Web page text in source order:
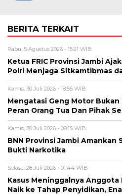
BERITA TERKAIT
Rabu, 5 Agustus 2026 - 15:21 WIB
Ketua FRIC Provinsi Jambi
Polri Menjaga Sitkamtibmas
Kamis, 30 Juli 2026 - 18:55 WIB
Mengatasi Geng Motor Bukan
Peran Orang Tua Dan Pihak
Kamis, 30 Juli 2026 - 09:15 WIB
BNN Provinsi Jambi Amankan
Bukti Narkotika
Selasa, 28 Juli 2026 - 01:44 WIB
Kasus Meninggalnya Anggota
Naik ke Tahap Penyidikan,